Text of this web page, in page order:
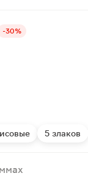
-30%
5 злаков